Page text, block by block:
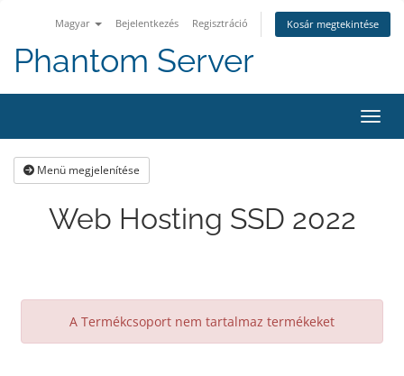
Magyar Bejelentkezés Regisztráció Kosár megtekintése
Phantom Server
Menü megjelenítése
Web Hosting SSD 2022
A Termékcsoport nem tartalmaz termékeket